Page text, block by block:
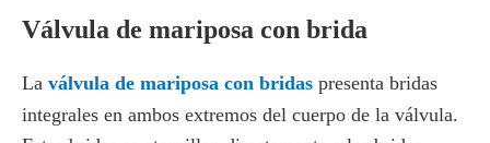
Válvula de mariposa con brida
La válvula de mariposa con bridas presenta bridas
integrales en ambos extremos del cuerpo de la válvula.